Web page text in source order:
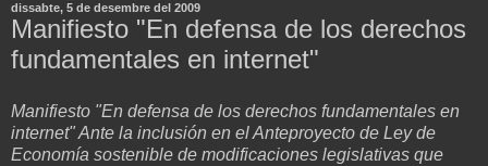
dissabte, 5 de desembre del 2009
Manifiesto "En defensa de los derechos
fundamentales en internet"
Manifiesto "En defensa de los derechos fundamentales en
internet" Ante la inclusión en el Anteproyecto de Ley de
Economía sostenible de modificaciones legislativas que